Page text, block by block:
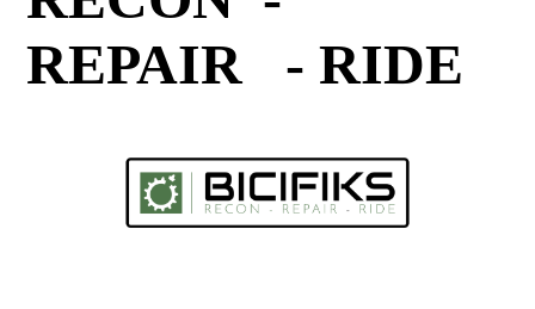
REPAIR - RIDE